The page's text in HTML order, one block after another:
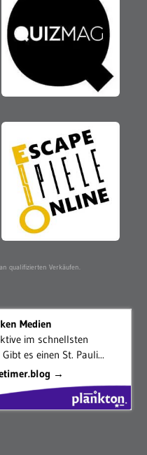
qualifizierten Verkäufen.
Medien
im schnellsten
es einen St. Pauli...
→